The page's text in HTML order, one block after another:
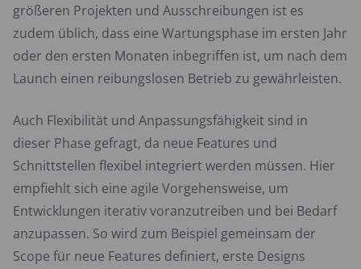
größeren Projekten und Ausschreibungen ist es
zudem üblich, dass eine Wartungsphase im ersten Jahr
oder den ersten Monaten inbegriffen ist, um nach dem
Launch einen reibungslosen Betrieb zu gewährleisten.
Auch Flexibilität und Anpassungsfähigkeit sind in
dieser Phase gefragt, da neue Features und
Schnittstellen flexibel integriert werden müssen. Hier
empfiehlt sich eine agile Vorgehensweise, um
Entwicklungen iterativ voranzutreiben und bei Bedarf
anzupassen. So wird zum Beispiel gemeinsam der
Scope für neue Features definiert, erste Designs